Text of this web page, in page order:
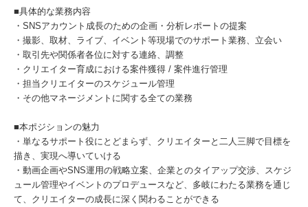
■具体的な業務内容
・SNSアカウント成長のための企画・分析レポートの提案
・撮影、取材、ライブ、イベント等現場でのサポート業務、立会い
・取引先や関係者各位に対する連絡、調整
・クリエイター育成における案件獲得 / 案件進行管理
・担当クリエイターのスケジュール管理
・その他マネージメントに関する全ての業務
■本ポジションの魅力
・単なるサポート役にとどまらず、クリエイターと二人三脚で目標を
描き、実現へ導いていける
・動画企画やSNS運用の戦略立案、企業とのタイアップ交渉、スケジ
ュール管理やイベントのプロデュースなど、多岐にわたる業務を通じ
て、クリエイターの成長に深く関わることができる